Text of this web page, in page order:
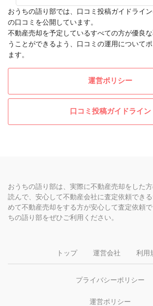
おうちの語り部では、口コミ投稿ガイドライ
の口コミを公開しています。
不動産売却を予定しているすべての方が優良
うことができるよう、口コミの運用について
ます。
運営ポリシー
口コミ投稿ガイドライン
おうちの語り部は、実際に不動産売却をした
読んで、安心して不動産会社に査定依頼でき
めて不動産売却をする方が安心して査定依頼
ちの語り部をぜひご利用ください。
トップ 運営会社 利用
プライバシーポリシー
運営ポリシー